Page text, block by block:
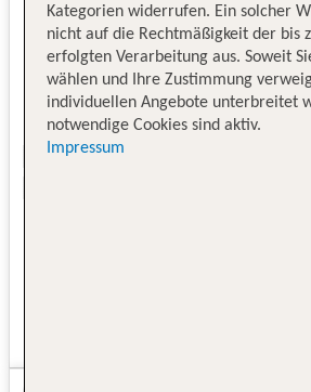
Kategorien widerrufen. Ein solcher
nicht auf die Rechtmäßigkeit der bis
erfolgten Verarbeitung aus. Soweit
wählen und Ihre Zustimmung
individuellen Angebote unterbreitet
notwendige Cookies sind aktiv.
Impressum